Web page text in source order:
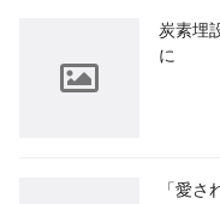
炭素埋
に
「愛